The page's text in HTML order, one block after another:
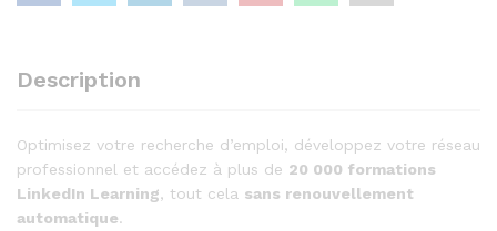
Description
Optimisez votre recherche d’emploi, développez votre réseau
professionnel et accédez à plus de 20 000 formations
LinkedIn Learning, tout cela sans renouvellement
automatique.